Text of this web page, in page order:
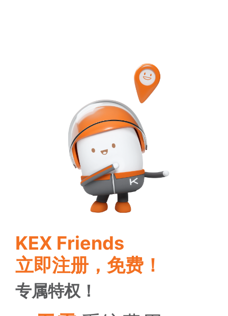
KEX Friends
立即注册，免费！
专属特权！